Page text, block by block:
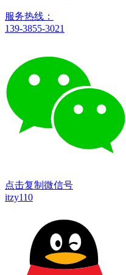
服务热线：
139-3855-3021
点击复制微信号
itzy110